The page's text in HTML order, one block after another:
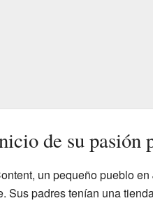
de su pasión
un pequeño pueblo
Sus padres tenían una